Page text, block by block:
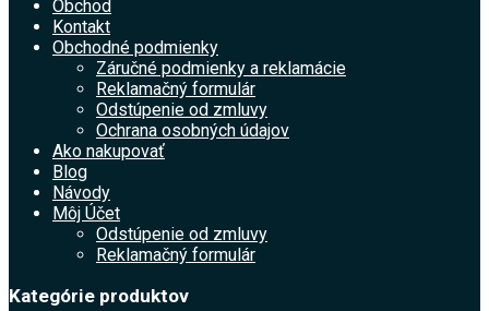
Obchod
Kontakt
Obchodné podmienky
Záručné podmienky a reklamácie
Reklamačný formulár
Odstúpenie od zmluvy
Ochrana osobných údajov
Ako nakupovať
Blog
Návody
Môj Účet
Odstúpenie od zmluvy
Reklamačný formulár
Kategórie produktov